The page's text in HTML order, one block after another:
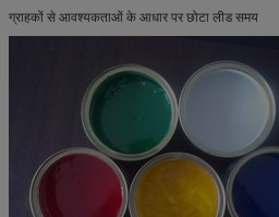
ग्राहकों से आवश्यकताओं के आधार पर छोटा लीड समय